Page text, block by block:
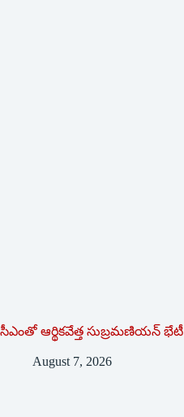
సీఎంతో ఆర్థికవేత్త సుబ్రమణియన్ భేటీ
August 7, 2026